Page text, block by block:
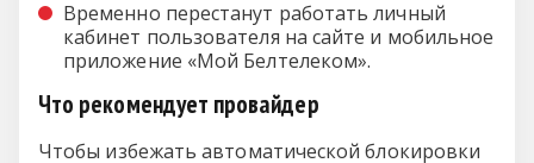
Временно перестанут работать личный
кабинет пользователя на сайте и мобильное
приложение «Мой Белтелеком».
Что рекомендует провайдер
Чтобы избежать автоматической блокировки